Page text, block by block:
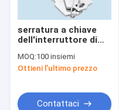
serratura a chiave
dell'interruttore di
sicurezza di 19mm
sul commutatore di
MOQ:100 insiemi
Ottieni l'ultimo prezzo
Contattaci